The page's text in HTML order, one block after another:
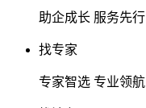
助企成长 服务先行
找专家
专家智选 专业领航